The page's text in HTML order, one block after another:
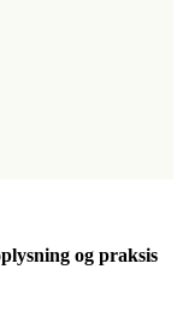
og praksis